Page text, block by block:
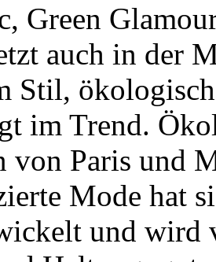
Green
auch in der
Stil,
im Trend.
von Paris und
Mode hat
und wird